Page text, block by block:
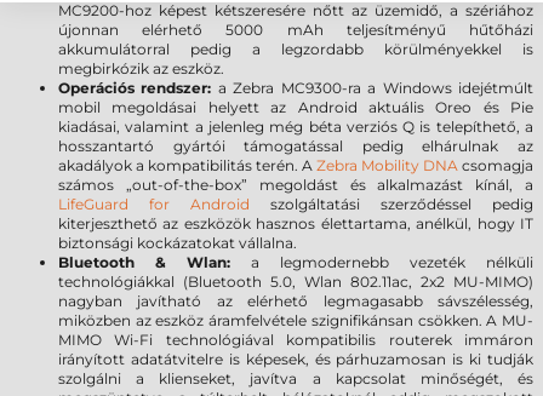
MC9200-hoz képest kétszeresére nőtt az üzemidő, a szériához
újonnan elérhető 5000 mAh teljesítményű hűtőházi
akkumulátorral pedig a legzordabb körülményekkel is
megbirkózik az eszköz.
Operációs rendszer: a Zebra MC9300-ra a Windows idejétmúlt
mobil megoldásai helyett az Android aktuális Oreo és Pie
kiadásai, valamint a jelenleg még béta verziós Q is telepíthető, a
hosszantartó gyártói támogatással pedig elhárulnak az
akadályok a kompatibilitás terén. A Zebra Mobility DNA csomagja
számos „out-of-the-box” megoldást és alkalmazást kínál, a
LifeGuard for Android szolgáltatási szerződéssel pedig
kiterjeszthető az eszközök hasznos élettartama, anélkül, hogy IT
biztonsági kockázatokat vállalna.
Bluetooth & Wlan: a legmodernebb vezeték nélküli
technológiákkal (Bluetooth 5.0, Wlan 802.11ac, 2x2 MU-MIMO)
nagyban javítható az elérhető legmagasabb sávszélesség,
miközben az eszköz áramfelvétele szignifikánsan csökken. A MU-
MIMO Wi-Fi technológiával kompatibilis routerek immáron
irányított adatátvitelre is képesek, és párhuzamosan is ki tudják
szolgálni a klienseket, javítva a kapcsolat minőségét, és